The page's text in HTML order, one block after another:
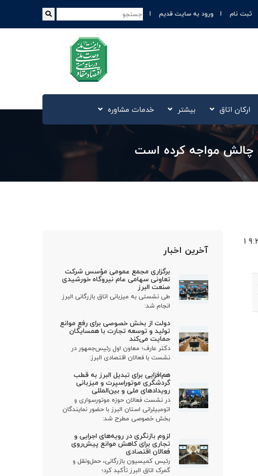
ثبت نام ورود به سایت قدیم
ارکان اتاق بیشتر خدمات مشاوره
چالش مواجه کرده است
آخرین اخبار
برگزاری مجمع عمومی مؤسس شرکت
تعاونی سهامی عام نیروگاه خورشیدی
صنعت البرز
طی نشستی به میزبانی اتاق بازرگانی البرز
انجام شد:
دولت از بخش خصوصی برای رفع موانع
تولید و توسعه تجارت با همسایگان
حمایت می‌کند
دکتر عارف؛ معاون اول رئیس‌جمهور در
نشست با فعالان اقتصادی البرز:
هم‌افزایی برای تبدیل البرز به قطب
گردشگری موتوراسپرت و میزبانی
رویدادهای ملی و بین‌المللی
در نشست فعالان حوزه موتورسواری و
اتومبیلرانی استان البرز با حضور نمایندگان
بخش خصوصی مطرح شد:
لزوم بازنگری در رویه‌های اجرایی و
تجاری برای کاهش موانع پیش‌روی
فعالان اقتصادی
رئیس کمیسیون بازرگانی، حمل‌ونقل و
گمرک اتاق البرز تأکید کرد؛